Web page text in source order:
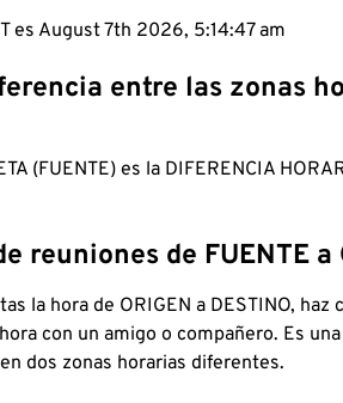
es August 7th 2026, 5:14:48 am
entre las zonas
(FUENTE) es la DIFERENCIA
reuniones de FUENTE a
la hora de ORIGEN a DESTINO,
con un amigo o compañero. Es
dos zonas horarias diferentes.